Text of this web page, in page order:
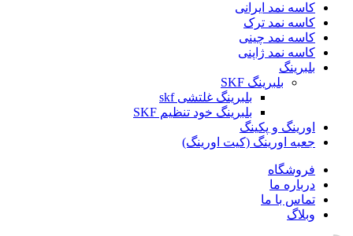
کاسه نمد ایرانی
کاسه نمد ترک
کاسه نمد چینی
کاسه نمد ژاپنی
بلبرینگ
بلبرینگ SKF
بلبرینگ غلتشی skf
بلبرینگ خود تنظیم SKF
اورینگ و پکینگ
جعبه اورینگ (کیت اورینگ)
فروشگاه
درباره ما
تماس با ما
وبلاگ